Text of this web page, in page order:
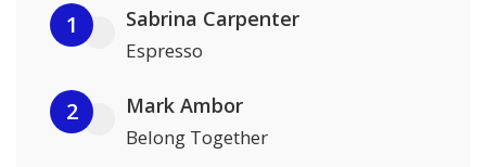
1 Sabrina Carpenter
Espresso
2 Mark Ambor
Belong Together